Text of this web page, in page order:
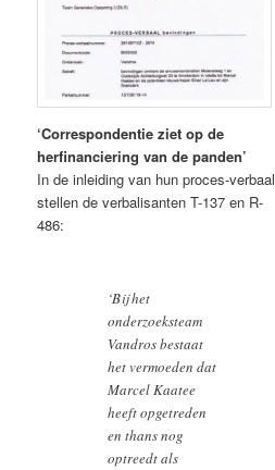
‘Correspondentie ziet op de
herfinanciering van de panden’
In de inleiding van hun proces-verbaal
stellen de verbalisanten T-137 en R-
486:
‘Bij het
onderzoeksteam
Vandros bestaat
het vermoeden dat
Marcel Kaatee
heeft opgetreden
en thans nog
optreedt als